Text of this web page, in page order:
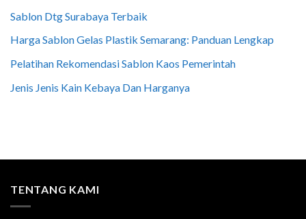
Sablon Dtg Surabaya Terbaik
Harga Sablon Gelas Plastik Semarang: Panduan Lengkap
Pelatihan Rekomendasi Sablon Kaos Pemerintah
Jenis Jenis Kain Kebaya Dan Harganya
TENTANG KAMI